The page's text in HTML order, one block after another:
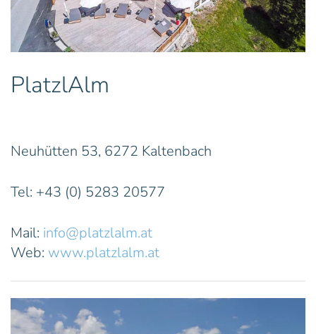
PlatzlAlm
Neuhütten 53, 6272 Kaltenbach
Tel: +43 (0) 5283 20577
Mail: info@platzlalm.at
Web: www.platzlalm.at